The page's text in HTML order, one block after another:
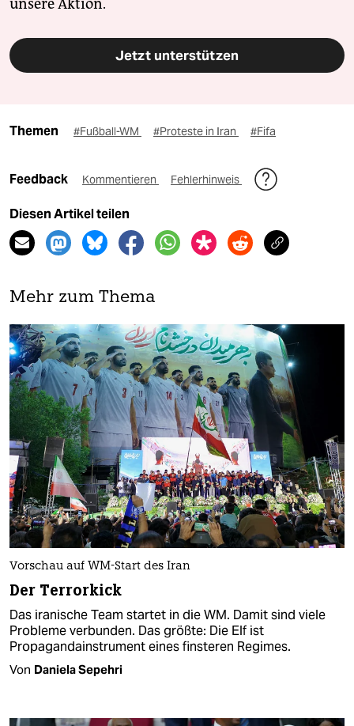
unsere Aktion.
Jetzt unterstützen
Themen #Fußball-WM #Proteste in Iran #Fifa
Feedback Kommentieren Fehlerhinweis
Diesen Artikel teilen
Mehr zum Thema
Vorschau auf WM-Start des Iran
Der Terrorkick
Das iranische Team startet in die WM. Damit sind viele
Probleme verbunden. Das größte: Die Elf ist
Propagandainstrument eines finsteren Regimes.
Von Daniela Sepehri